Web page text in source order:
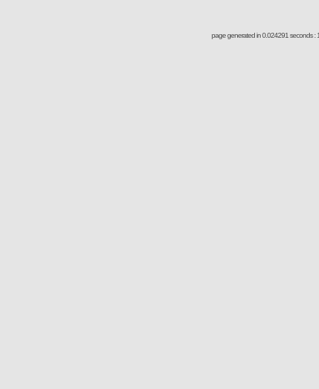
page generated in 0.024291 seconds :